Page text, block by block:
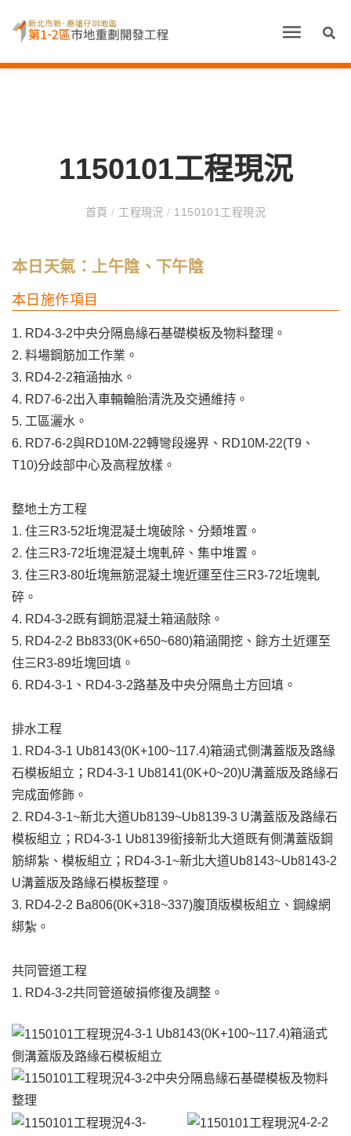
1150101工程現況
首頁/ 工程現況/ 1150101工程現況
本日天氣：上午陰、下午陰
本日施作項目
1. RD4-3-2中央分隔島緣石基礎模板及物料整理。
2. 料場鋼筋加工作業。
3. RD4-2-2箱涵抽水。
4. RD7-6-2出入車輛輪胎清洗及交通維持。
5. 工區灑水。
6. RD7-6-2與RD10M-22轉彎段邊界、RD10M-22(T9、
T10)分歧部中心及高程放樣。
整地土方工程
1. 住三R3-52坵塊混凝土塊破除、分類堆置。
2. 住三R3-72坵塊混凝土塊軋碎、集中堆置。
3. 住三R3-80坵塊無筋混凝土塊近運至住三R3-72坵塊軋
碎。
4. RD4-3-2既有鋼筋混凝土箱涵敲除。
5. RD4-2-2 Bb833(0K+650~680)箱涵開挖、餘方土近運至
住三R3-89坵塊回填。
6. RD4-3-1、RD4-3-2路基及中央分隔島土方回填。
排水工程
1. RD4-3-1 Ub8143(0K+100~117.4)箱涵式側溝蓋版及路緣
石模板組立；RD4-3-1 Ub8141(0K+0~20)U溝蓋版及路緣石
完成面修飾。
2. RD4-3-1~新北大道Ub8139~Ub8139-3 U溝蓋版及路緣石
模板組立；RD4-3-1 Ub8139銜接新北大道既有側溝蓋版鋼
筋綁紮、模板組立；RD4-3-1~新北大道Ub8143~Ub8143-2
U溝蓋版及路緣石模板整理。
3. RD4-2-2 Ba806(0K+318~337)腹頂版模板組立、鋼線網
綁紮。
共同管道工程
1. RD4-3-2共同管道破損修復及調整。
4-3-1 Ub8143(0K+100~117.4)箱涵式
側溝蓋版及路緣石模板組立
4-3-2中央分隔島緣石基礎模板及物料
整理
4-3-
4-2-2